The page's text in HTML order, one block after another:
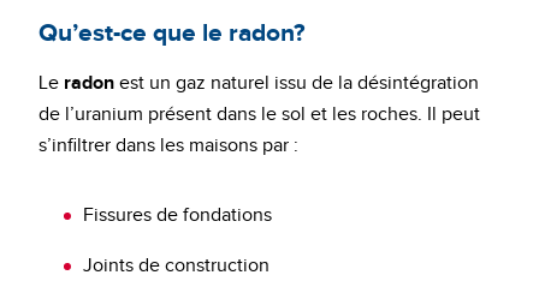
Qu’est-ce que le radon?
Le radon est un gaz naturel issu de la désintégration
de l’uranium présent dans le sol et les roches. Il peut
s’infiltrer dans les maisons par :
Fissures de fondations
Joints de construction